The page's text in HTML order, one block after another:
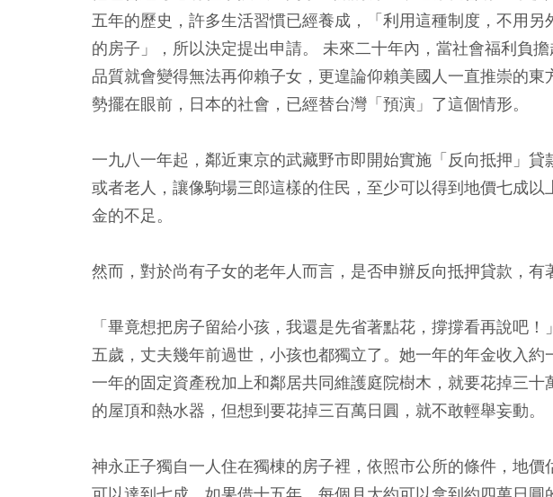
五年的歷史，許多生活習慣已經養成，「利用這種制度，不用
的房子」，所以決定提出申請。 未來二十年內，當社會福利負
品質就會變得無法再仰賴子女，更遑論仰賴美國人一直推崇的
勢擺在眼前，日本的社會，已經替台灣「預演」了這個情形。
一九八一年起，鄰近東京的武藏野市即開始實施「反向抵押」
或者老人，讓像駒場三郎這樣的住民，至少可以得到地價七成
金的不足。
然而，對於尚有子女的老年人而言，是否申辦反向抵押貸款，有
「畢竟想把房子留給小孩，我還是先省著點花，撐撐看再說吧
五歲，丈夫幾年前過世，小孩也都獨立了。她一年的年金收入
一年的固定資產稅加上和鄰居共同維護庭院樹木，就要花掉三
的屋頂和熱水器，但想到要花掉三百萬日圓，就不敢輕舉妄動。
神永正子獨自一人住在獨棟的房子裡，依照市公所的條件，地